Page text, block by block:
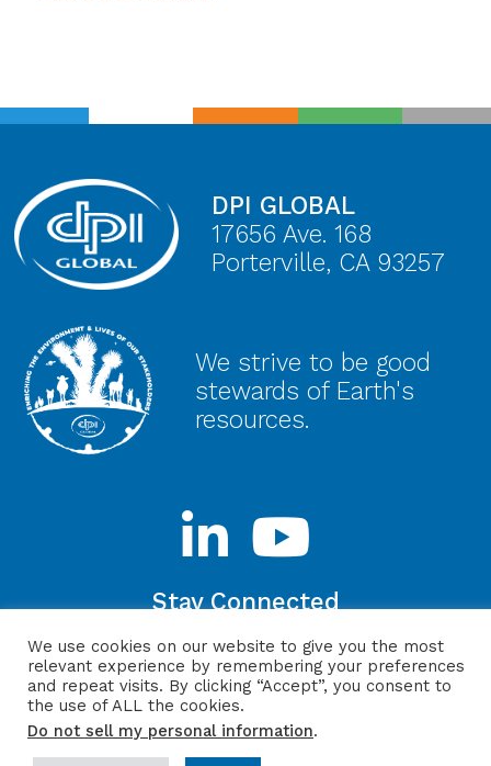
DPI GLOBAL
17656 Ave. 168
Porterville, CA 93257
We strive to be good
stewards of Earth's
resources.
Stay Connected
sitio web de
ITMG
Política de
privacidad
sesión
We use cookies on our website to give you the most
relevant experience by remembering your preferences
and repeat visits. By clicking “Accept”, you consent to
the use of ALL the cookies.
Do not sell my personal information.